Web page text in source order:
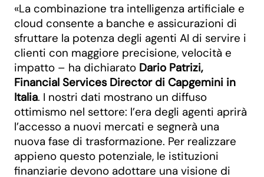
«La combinazione tra intelligenza artificiale e
cloud consente a banche e assicurazioni di
sfruttare la potenza degli agenti AI di servire i
clienti con maggiore precisione, velocità e
impatto – ha dichiarato Dario Patrizi,
Financial Services Director di Capgemini in
Italia. I nostri dati mostrano un diffuso
ottimismo nel settore: l’era degli agenti aprirà
l’accesso a nuovi mercati e segnerà una
nuova fase di trasformazione. Per realizzare
appieno questo potenziale, le istituzioni
finanziarie devono adottare una visione di